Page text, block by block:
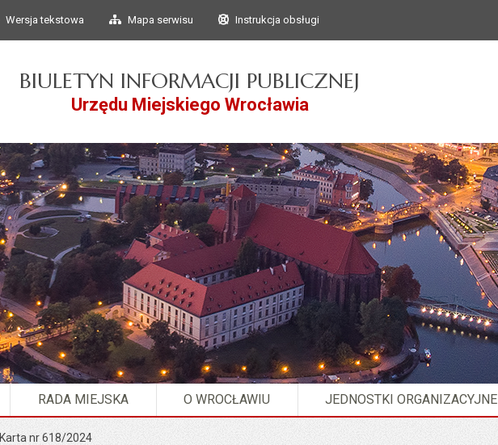
Przejdź do głównego
Przejdź do treści
Wersja tekstowa Mapa serwisu Instrukcja obsługi
BIULETYN INFORMACJI PUBLICZNEJ
Urzędu Miejskiego Wrocławia
RADA MIEJSKA O WROCŁAWIU JEDNOSTKI ORGANIZACYJNE
Karta nr 618/2024